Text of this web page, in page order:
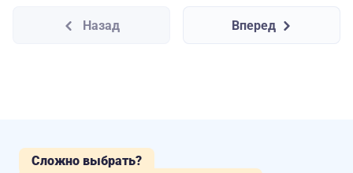
Назад Вперед
Сложно выбрать?